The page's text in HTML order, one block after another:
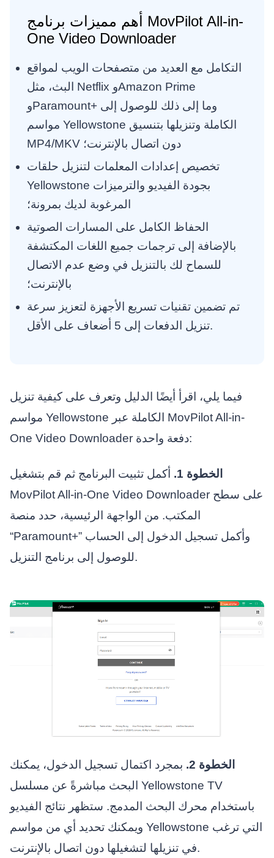
أهم مميزات برنامج MovPilot All-in-
One Video Downloader
التكامل مع العديد من متصفحات الويب لمواقع
البث، مثل Netflix وAmazon Prime
وParamount+ وما إلى ذلك للوصول إلى
مواسم Yellowstone الكاملة وتنزيلها بتنسيق
MP4/MKV دون اتصال بالإنترنت؛
تخصيص إعدادات المعلمات لتنزيل حلقات
Yellowstone بجودة الفيديو والترميزات
المرغوبة لديك بمرونة؛
الحفاظ الكامل على المسارات الصوتية
بالإضافة إلى ترجمات جميع اللغات المكتشفة
للسماح لك بالتنزيل في وضع عدم الاتصال
بالإنترنت؛
تم تضمين تقنيات تسريع الأجهزة لتعزيز سرعة
تنزيل الدفعات إلى 5 أضعاف على الأقل.
فيما يلي، اقرأ أيضًا الدليل وتعرف على كيفية تنزيل
مواسم Yellowstone الكاملة عبر MovPilot All-in-
One Video Downloader دفعة واحدة:
الخطوة 1.
أكمل تثبيت البرنامج ثم قم بتشغيل
MovPilot All-in-One Video Downloader على سطح
المكتب. من الواجهة الرئيسية، حدد منصة
“Paramount+” وأكمل تسجيل الدخول إلى الحساب
للوصول إلى برنامج التنزيل.
الخطوة 2.
بمجرد اكتمال تسجيل الدخول، يمكنك
البحث مباشرةً عن مسلسل Yellowstone TV
باستخدام محرك البحث المدمج. ستظهر نتائج الفيديو
ويمكنك تحديد أي من مواسم Yellowstone التي ترغب
في تنزيلها لتشغيلها دون اتصال بالإنترنت.